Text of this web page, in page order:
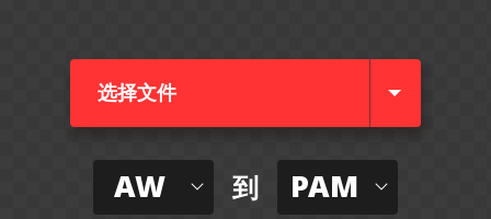
选择文件
AW 到 PAM